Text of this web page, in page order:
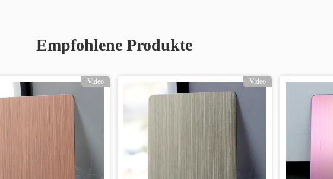
Empfohlene Produkte
Video Video